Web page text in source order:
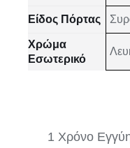
Είδος Πόρτας
Χρώμα
Εσωτερικό
1 Χρόνο